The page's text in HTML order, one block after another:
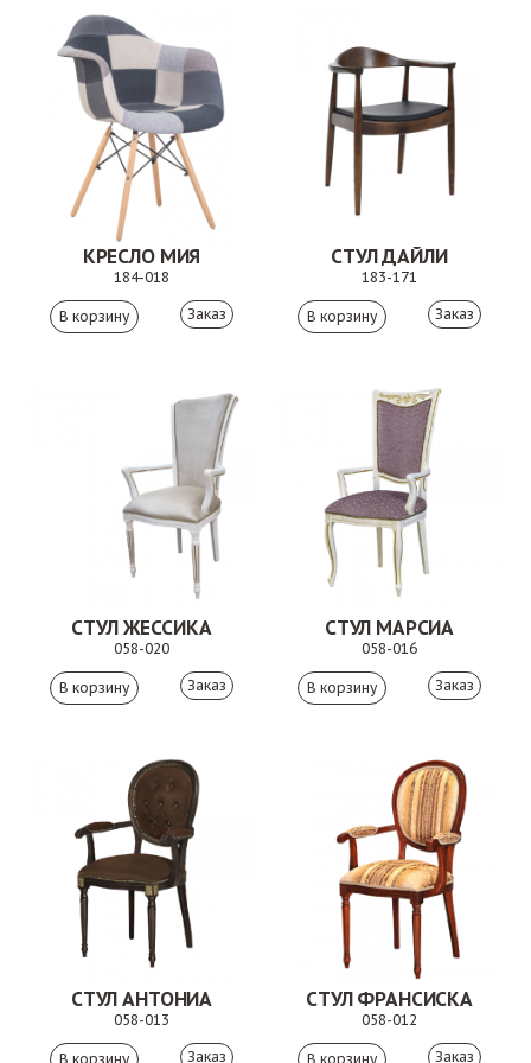
КРЕСЛО МИЯ
184-018
Заказ
СТУЛ ДАЙЛИ
183-171
Заказ
СТУЛ ЖЕССИКА
058-020
Заказ
СТУЛ МАРСИА
058-016
Заказ
СТУЛ АНТОНИА
058-013
Заказ
СТУЛ ФРАНСИСКА
058-012
Заказ